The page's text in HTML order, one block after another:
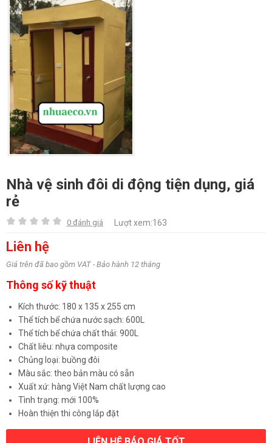
Nhà vệ sinh đôi di động tiện dụng, giá
rẻ
0 đánh giá Lượt xem:163
Liên hệ
Giá trên đã bao gồm VAT - Bảo hành 12 tháng
Thông số kỹ thuật
Kích thước: 180 x 135 x 255 cm
Thể tích bể chứa nước sạch: 600L
Thể tích bể chứa chất thải: 900L
Chất liêu: nhựa composite
Chủng loại: buồng đôi
Màu sắc: theo bản màu có sẵn
Xuất xứ: hàng Việt Nam chất lượng cao
Tình trạng: mới 100%
Hoàn thiện thi công lắp đặt